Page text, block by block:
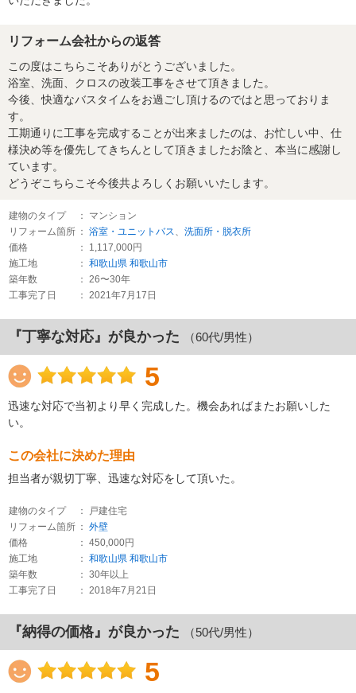
リフォーム会社からの返答
この度はこちらこそありがとうございました。
浴室、洗面、クロスの改装工事をさせて頂きました。
今後、快適なバスタイムをお過ごし頂けるのではと思っておりま
す。
工期通りに工事を完成することが出来ましたのは、お忙しい中、仕
様決め等を優先してきちんとして頂きましたお陰と、本当に感謝し
ています。
どうぞこちらこそ今後共よろしくお願いいたします。
建物のタイプ
： マンション
リフォーム箇所 ： 浴室・ユニットバス、 洗面所・脱衣所
価格
： 1,117,000円
施工地
： 和歌山県 和歌山市
築年数
： 26〜30年
工事完了日
： 2021年7月17日
『丁寧な対応』が良かった （60代/男性）
5
迅速な対応で当初より早く完成した。機会あればまたお願いした
い。
この会社に決めた理由
担当者が親切丁寧、迅速な対応をして頂いた。
建物のタイプ
： 戸建住宅
リフォーム箇所 ： 外壁
価格
： 450,000円
施工地
： 和歌山県 和歌山市
築年数
： 30年以上
工事完了日
： 2018年7月21日
『納得の価格』が良かった （50代/男性）
5